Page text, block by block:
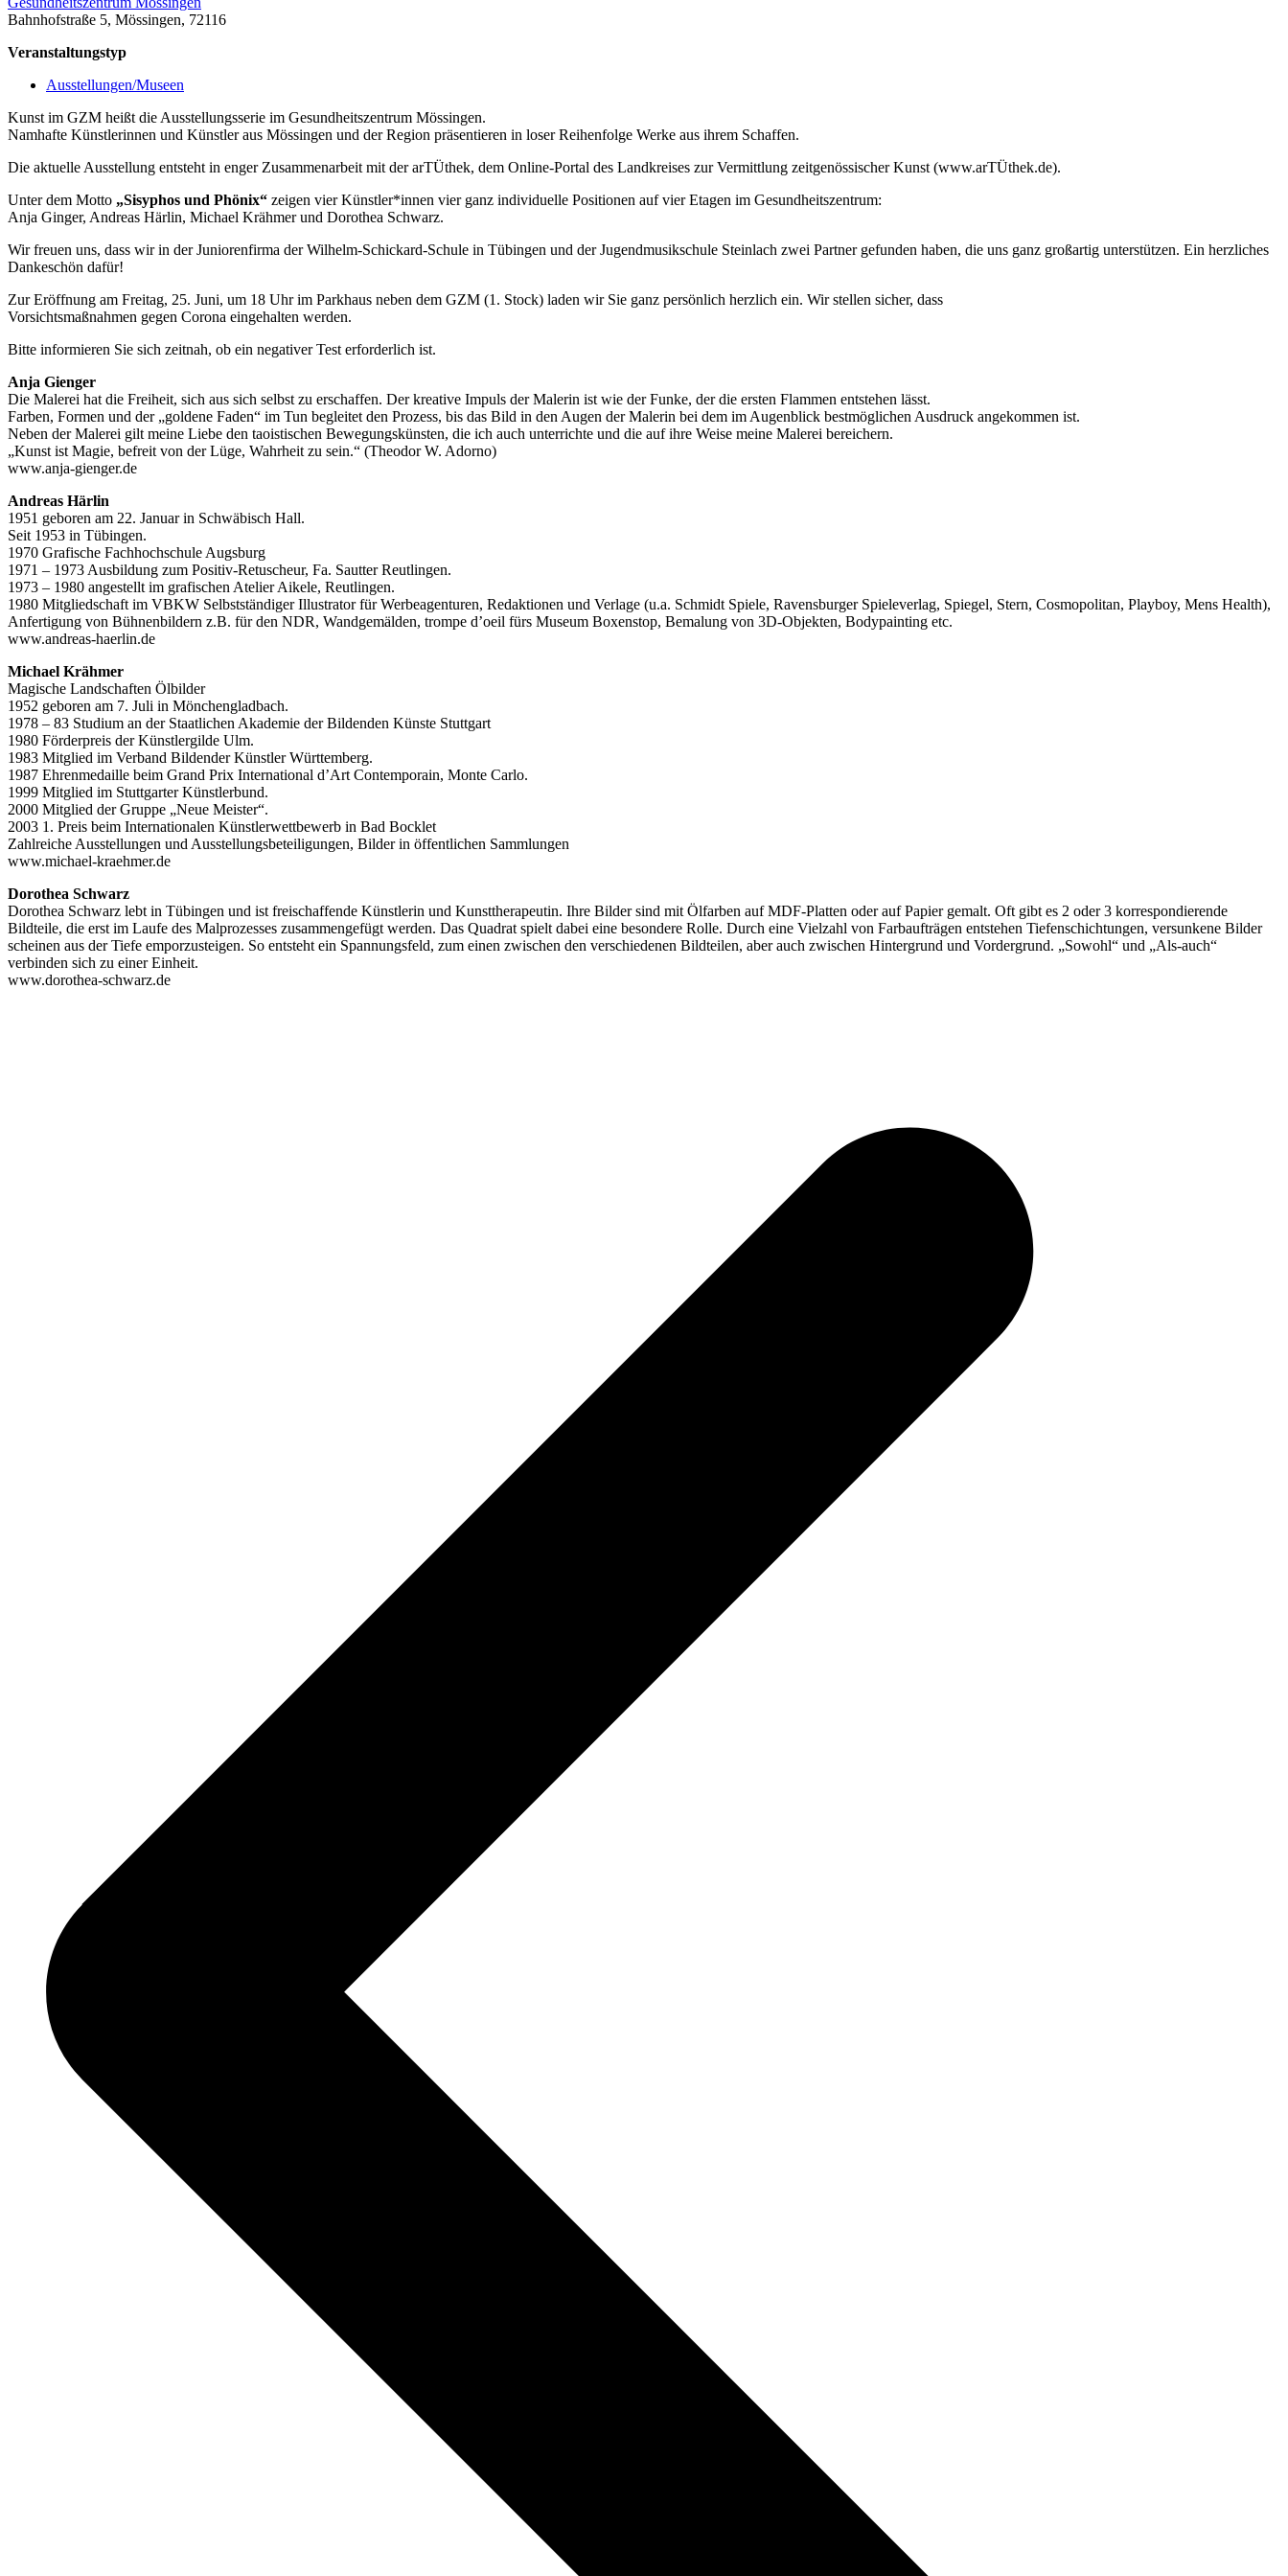
Bahnhofstraße 5, Mössingen, 72116
Veranstaltungstyp
Ausstellungen/Museen
Kunst im GZM heißt die Ausstellungsserie im Gesundheitszentrum Mössingen.
Namhafte Künstlerinnen und Künstler aus Mössingen und der Region präsentieren in loser Reihenfolge Werke aus ihrem Schaffen.
Die aktuelle Ausstellung entsteht in enger Zusammenarbeit mit der arTÜthek, dem Online-Portal des Landkreises zur Vermittlung zeitgenössischer Kunst (www.arTÜthek.de).
Unter dem Motto „Sisyphos und Phönix“ zeigen vier Künstler*innen vier ganz individuelle Positionen auf vier Etagen im Gesundheitszentrum:
Anja Ginger, Andreas Härlin, Michael Krähmer und Dorothea Schwarz.
Wir freuen uns, dass wir in der Juniorenfirma der Wilhelm-Schickard-Schule in Tübingen und der Jugendmusikschule Steinlach zwei Partner gefunden haben, die uns ganz großartig unterstützen. Ein herzliches
Dankeschön dafür!
Zur Eröffnung am Freitag, 25. Juni, um 18 Uhr im Parkhaus neben dem GZM (1. Stock) laden wir Sie ganz persönlich herzlich ein. Wir stellen sicher, dass
Vorsichtsmaßnahmen gegen Corona eingehalten werden.
Bitte informieren Sie sich zeitnah, ob ein negativer Test erforderlich ist.
Anja Gienger
Die Malerei hat die Freiheit, sich aus sich selbst zu erschaffen. Der kreative Impuls der Malerin ist wie der Funke, der die ersten Flammen entstehen lässt.
Farben, Formen und der „goldene Faden“ im Tun begleitet den Prozess, bis das Bild in den Augen der Malerin bei dem im Augenblick bestmöglichen Ausdruck angekommen ist.
Neben der Malerei gilt meine Liebe den taoistischen Bewegungskünsten, die ich auch unterrichte und die auf ihre Weise meine Malerei bereichern.
„Kunst ist Magie, befreit von der Lüge, Wahrheit zu sein.“ (Theodor W. Adorno)
www.anja-gienger.de
Andreas Härlin
1951 geboren am 22. Januar in Schwäbisch Hall.
Seit 1953 in Tübingen.
1970 Grafische Fachhochschule Augsburg
1971 – 1973 Ausbildung zum Positiv-Retuscheur, Fa. Sautter Reutlingen.
1973 – 1980 angestellt im grafischen Atelier Aikele, Reutlingen.
1980 Mitgliedschaft im VBKW Selbstständiger Illustrator für Werbeagenturen, Redaktionen und Verlage (u.a. Schmidt Spiele, Ravensburger Spieleverlag, Spiegel, Stern, Cosmopolitan, Playboy, Mens Health),
Anfertigung von Bühnenbildern z.B. für den NDR, Wandgemälden, trompe d’oeil fürs Museum Boxenstop, Bemalung von 3D-Objekten, Bodypainting etc.
www.andreas-haerlin.de
Michael Krähmer
Magische Landschaften Ölbilder
1952 geboren am 7. Juli in Mönchengladbach.
1978 – 83 Studium an der Staatlichen Akademie der Bildenden Künste Stuttgart
1980 Förderpreis der Künstlergilde Ulm.
1983 Mitglied im Verband Bildender Künstler Württemberg.
1987 Ehrenmedaille beim Grand Prix International d’Art Contemporain, Monte Carlo.
1999 Mitglied im Stuttgarter Künstlerbund.
2000 Mitglied der Gruppe „Neue Meister“.
2003 1. Preis beim Internationalen Künstlerwettbewerb in Bad Bocklet
Zahlreiche Ausstellungen und Ausstellungsbeteiligungen, Bilder in öffentlichen Sammlungen
www.michael-kraehmer.de
Dorothea Schwarz
Dorothea Schwarz lebt in Tübingen und ist freischaffende Künstlerin und Kunsttherapeutin. Ihre Bilder sind mit Ölfarben auf MDF-Platten oder auf Papier gemalt. Oft gibt es 2 oder 3 korrespondierende
Bildteile, die erst im Laufe des Malprozesses zusammengefügt werden. Das Quadrat spielt dabei eine besondere Rolle. Durch eine Vielzahl von Farbaufträgen entstehen Tiefenschichtungen, versunkene Bilder
scheinen aus der Tiefe emporzusteigen. So entsteht ein Spannungsfeld, zum einen zwischen den verschiedenen Bildteilen, aber auch zwischen Hintergrund und Vordergrund. „Sowohl“ und „Als-auch“
verbinden sich zu einer Einheit.
www.dorothea-schwarz.de